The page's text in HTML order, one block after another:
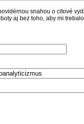
snahou o citové
aj bez toho, aby mi